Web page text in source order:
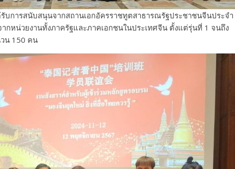
บการสนับสนุนจากสถานเอกอัครราชทูตสาธารณรัฐประชาชนจีนประจำ
กหน่วยงานทั้งภาครัฐและภาคเอกชนในประเทศจีน ตั้งแต่รุ่นที่ 1 จนถึง
น 150 คน